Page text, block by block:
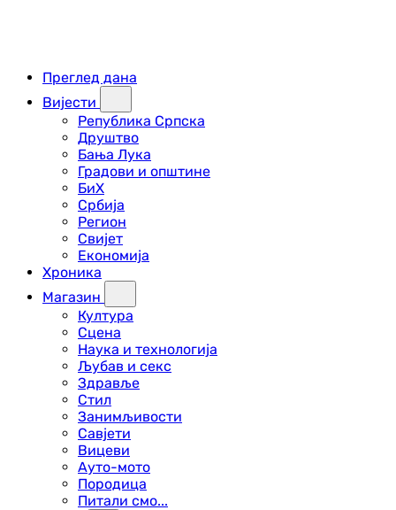
Преглед дана
Вијести
Република Српска
Друштво
Бања Лука
Градови и општине
БиХ
Србија
Регион
Свијет
Економија
Хроника
Магазин
Култура
Сцена
Наука и технологија
Љубав и секс
Здравље
Стил
Занимљивости
Савјети
Вицеви
Ауто-мото
Породица
Питали смо...